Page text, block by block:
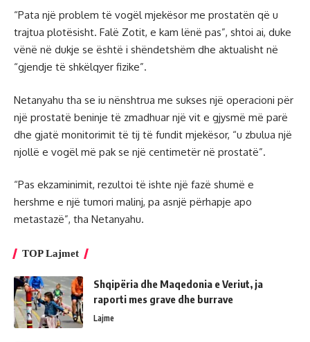
“Pata një problem të vogël mjekësor me prostatën që u
trajtua plotësisht. Falë Zotit, e kam lënë pas”, shtoi ai, duke
vënë në dukje se është i shëndetshëm dhe aktualisht në
“gjendje të shkëlqyer fizike”.
Netanyahu tha se iu nënshtrua me sukses një operacioni për
një prostatë beninje të zmadhuar një vit e gjysmë më parë
dhe gjatë monitorimit të tij të fundit mjekësor, “u zbulua një
njollë e vogël më pak se një centimetër në prostatë”.
“Pas ekzaminimit, rezultoi të ishte një fazë shumë e
hershme e një tumori malinj, pa asnjë përhapje apo
metastazë”, tha Netanyahu.
TOP Lajmet
Shqipëria dhe Maqedonia e Veriut, ja
raporti mes grave dhe burrave
Lajme